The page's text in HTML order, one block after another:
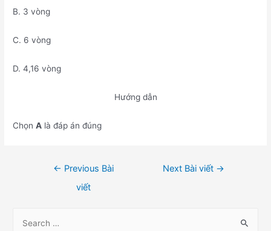
B. 3 vòng
C. 6 vòng
D. 4,16 vòng
Hướng dẫn
ChọnA là đáp án đúng
← Previous Bài
viết
Next Bài viết →